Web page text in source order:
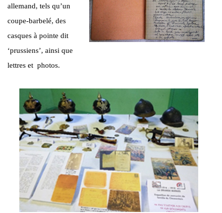
allemand, tels qu’un
coupe-barbelé, des
casques à pointe dit
‘prussiens’, ainsi que
lettres et photos.